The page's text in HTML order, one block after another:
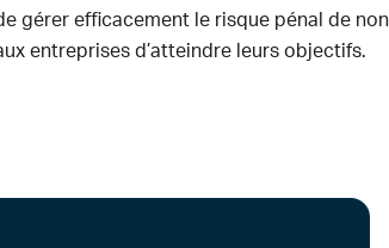
gérer efficacement le risque pénal de
entreprises d’atteindre leurs objectifs.